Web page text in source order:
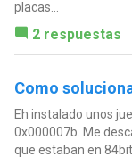
placas...
2 respuestas
Como
Eh instalado unos
0x000007b. Me
que estaban en